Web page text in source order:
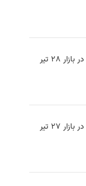
قیمت روز برخی از خودروها در بازار 28 تیر
قیمت روز برخی از خودروها در بازار 27 تیر